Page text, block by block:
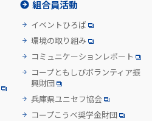
組合員活動
イベントひろば
環境の取り組み
コミュニケーションレポート
コープともしびボランティア振
興財団
兵庫県ユニセフ協会
コープこうべ奨学金財団